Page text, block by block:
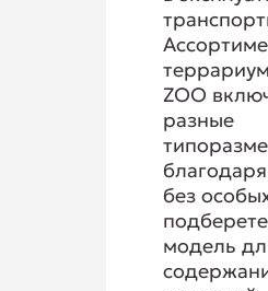
ZOO
разные
без
модель